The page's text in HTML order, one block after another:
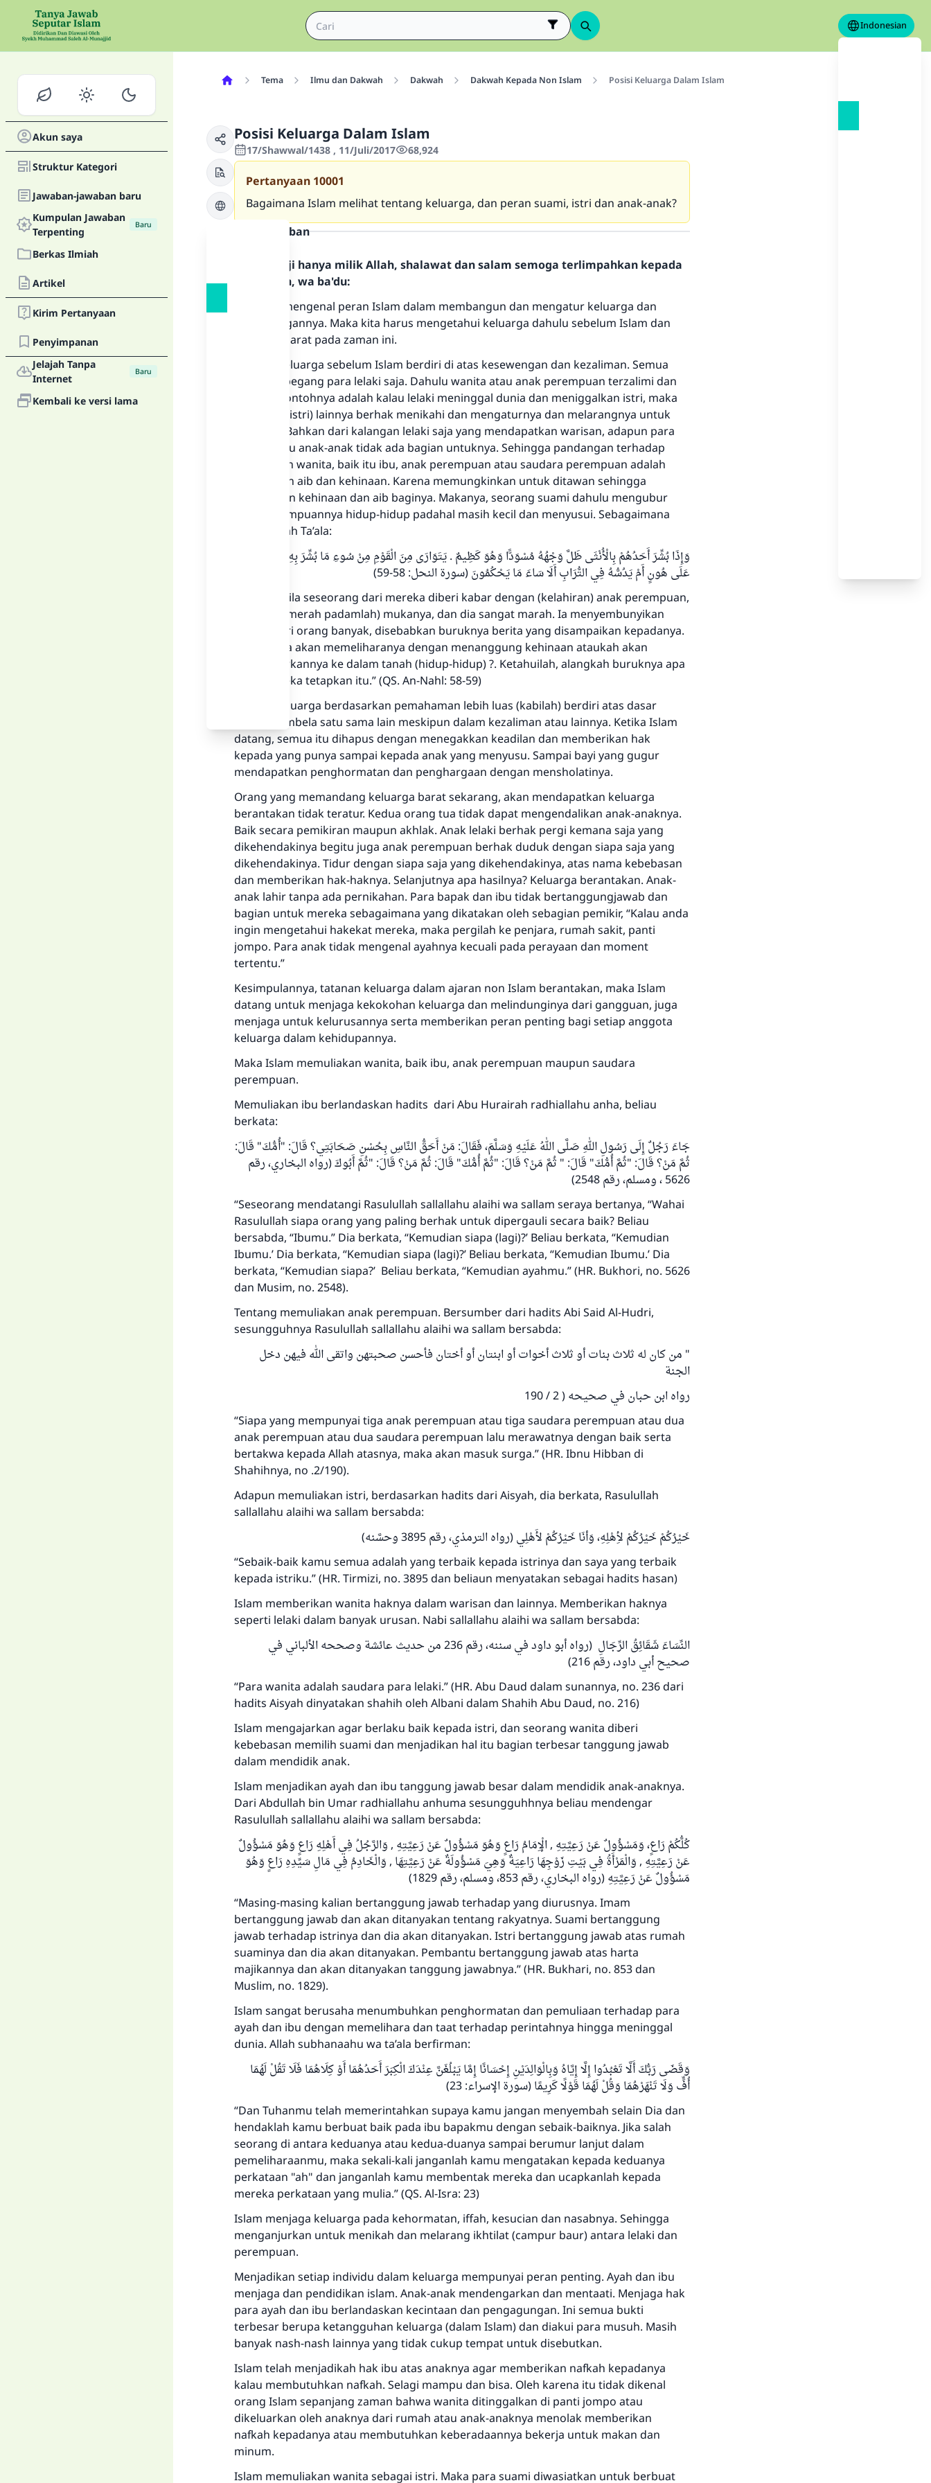
Indonesian
Akun saya
Struktur Kategori
Jawaban-jawaban baru
Kumpulan Jawaban
Terpenting
Baru
Berkas Ilmiah
Artikel
Kirim Pertanyaan
Penyimpanan
Jelajah Tanpa
Internet
Baru
Kembali ke versi lama
Tema Ilmu dan Dakwah Dakwah Dakwah Kepada Non Islam Posisi Keluarga Dalam Islam
Posisi Keluarga Dalam Islam
17/Shawwal/1438 , 11/Juli/2017 68,924
Pertanyaan 10001
Bagaimana Islam melihat tentang keluarga, dan peran suami, istri dan anak-anak?
Teks Jawaban
Segala puji hanya milik Allah, shalawat dan salam semoga terlimpahkan kepada
Rasulullah, wa ba'du:
Sebelum mengenal peran Islam dalam membangun dan mengatur keluarga dan
perlindungannya. Maka kita harus mengetahui keluarga dahulu sebelum Islam dan
menurut barat pada zaman ini.
Dahulu keluarga sebelum Islam berdiri di atas kesewengan dan kezaliman. Semua
urusan dipegang para lelaki saja. Dahulu wanita atau anak perempuan terzalimi dan
terhina. Contohnya adalah kalau lelaki meninggal dunia dan meniggalkan istri, maka
anak dari (istri) lainnya berhak menikahi dan mengaturnya dan melarangnya untuk
menikah. Bahkan dari kalangan lelaki saja yang mendapatkan warisan, adapun para
wanita atau anak-anak tidak ada bagian untuknya. Sehingga pandangan terhadap
kedudukan wanita, baik itu ibu, anak perempuan atau saudara perempuan adalah
pandangan aib dan kehinaan. Karena memungkinkan untuk ditawan sehingga
menjadikan kehinaan dan aib baginya. Makanya, seorang suami dahulu mengubur
anak perempuannya hidup-hidup padahal masih kecil dan menyusui. Sebagaimana
firman Allah Ta’ala:
وَإِذَا بُشِّرَ أَحَدُهُمْ بِالْأُنْثَى ظَلَّ وَجْهُهُ مُسْوَدًّا وَهُوَ كَظِيمٌ . يَتَوَارَى مِنَ الْقَوْمِ مِنْ سُوءِ مَا بُشِّرَ بِهِ أَيُمْسِكُهُ
عَلَى هُونٍ أَمْ يَدُسُّهُ فِي التُّرَابِ أَلَا سَاءَ مَا يَحْكُمُونَ (سورة النحل: 58-59)
“Dan apabila seseorang dari mereka diberi kabar dengan (kelahiran) anak perempuan,
hitamlah (merah padamlah) mukanya, dan dia sangat marah. Ia menyembunyikan
dirinya dari orang banyak, disebabkan buruknya berita yang disampaikan kepadanya.
Apakah dia akan memeliharanya dengan menanggung kehinaan ataukah akan
menguburkannya ke dalam tanah (hidup-hidup) ?. Ketahuilah, alangkah buruknya apa
yang mereka tetapkan itu.” (QS. An-Nahl: 58-59)
Dahulu keluarga berdasarkan pemahaman lebih luas (kabilah) berdiri atas dasar
saling membela satu sama lain meskipun dalam kezaliman atau lainnya. Ketika Islam
datang, semua itu dihapus dengan menegakkan keadilan dan memberikan hak
kepada yang punya sampai kepada anak yang menyusu. Sampai bayi yang gugur
mendapatkan penghormatan dan penghargaan dengan mensholatinya.
Orang yang memandang keluarga barat sekarang, akan mendapatkan keluarga
berantakan tidak teratur. Kedua orang tua tidak dapat mengendalikan anak-anaknya.
Baik secara pemikiran maupun akhlak. Anak lelaki berhak pergi kemana saja yang
dikehendakinya begitu juga anak perempuan berhak duduk dengan siapa saja yang
dikehendakinya. Tidur dengan siapa saja yang dikehendakinya, atas nama kebebasan
dan memberikan hak-haknya. Selanjutnya apa hasilnya? Keluarga berantakan. Anak-
anak lahir tanpa ada pernikahan. Para bapak dan ibu tidak bertanggungjawab dan
bagian untuk mereka sebagaimana yang dikatakan oleh sebagian pemikir, “Kalau anda
ingin mengetahui hakekat mereka, maka pergilah ke penjara, rumah sakit, panti
jompo. Para anak tidak mengenal ayahnya kecuali pada perayaan dan moment
tertentu.”
Kesimpulannya, tatanan keluarga dalam ajaran non Islam berantakan, maka Islam
datang untuk menjaga kekokohan keluarga dan melindunginya dari gangguan, juga
menjaga untuk kelurusannya serta memberikan peran penting bagi setiap anggota
keluarga dalam kehidupannya.
Maka Islam memuliakan wanita, baik ibu, anak perempuan maupun saudara
perempuan.
Memuliakan ibu berlandaskan hadits dari Abu Hurairah radhiallahu anha, beliau
berkata:
جَاءَ رَجُلٌ إِلَى رَسُولِ اللهِ صَلَّى اللهُ عَلَيْهِ وَسَلَّمَ، فَقَالَ: مَنْ أَحَقُّ النَّاسِ بِحُسْنِ صَحَابَتِي؟ قَالَ: "أُمُّكَ" قَالَ:
ثُمَّ مَنْ؟ قَالَ: "ثُمَّ أُمُّكَ" قَالَ: " ثُمَّ مَنْ؟ قَالَ: "ثُمَّ أُمُّكَ" قَالَ: ثُمَّ مَنْ؟ قَالَ: "ثُمَّ أَبُوكَ (رواه البخاري، رقم
5626 ، ومسلم، رقم 2548)
“Seseorang mendatangi Rasulullah sallallahu alaihi wa sallam seraya bertanya, “Wahai
Rasulullah siapa orang yang paling berhak untuk dipergauli secara baik? Beliau
bersabda, “Ibumu.” Dia berkata, “Kemudian siapa (lagi)?’ Beliau berkata, “Kemudian
Ibumu.’ Dia berkata, “Kemudian siapa (lagi)?’ Beliau berkata, “Kemudian Ibumu.’ Dia
berkata, “Kemudian siapa?’ Beliau berkata, “Kemudian ayahmu.” (HR. Bukhori, no. 5626
dan Musim, no. 2548).
Tentang memuliakan anak perempuan. Bersumber dari hadits Abi Said Al-Hudri,
sesungguhnya Rasulullah sallallahu alaihi wa sallam bersabda:
" من كان له ثلاث بنات أو ثلاث أخوات أو ابنتان أو أختان فأحسن صحبتهن واتقى الله فيهن دخل
الجنة
رواه ابن حبان في صحيحه ( 2 / 190
“Siapa yang mempunyai tiga anak perempuan atau tiga saudara perempuan atau dua
anak perempuan atau dua saudara perempuan lalu merawatnya dengan baik serta
bertakwa kepada Allah atasnya, maka akan masuk surga.” (HR. Ibnu Hibban di
Shahihnya, no .2/190).
Adapun memuliakan istri, berdasarkan hadits dari Aisyah, dia berkata, Rasulullah
sallallahu alaihi wa sallam bersabda:
خَيْرُكُمْ خَيْرُكُمْ لأِهْلِهِ، وَأنَا خَيْرُكُمْ لأَهْلِي (رواه الترمذي، رقم 3895 وحسَّنه)
“Sebaik-baik kamu semua adalah yang terbaik kepada istrinya dan saya yang terbaik
kepada istriku.” (HR. Tirmizi, no. 3895 dan beliaun menyatakan sebagai hadits hasan)
Islam memberikan wanita haknya dalam warisan dan lainnya. Memberikan haknya
seperti lelaki dalam banyak urusan. Nabi sallallahu alaihi wa sallam bersabda:
النِّسَاءَ شَقَائِقُ الرِّجَالِ (رواه أبو داود في سننه، رقم 236 من حديث عائشة وصححه الألباني في
صحيح أبي داود، رقم 216)
“Para wanita adalah saudara para lelaki.” (HR. Abu Daud dalam sunannya, no. 236 dari
hadits Aisyah dinyatakan shahih oleh Albani dalam Shahih Abu Daud, no. 216)
Islam mengajarkan agar berlaku baik kepada istri, dan seorang wanita diberi
kebebasan memilih suami dan menjadikan hal itu bagian terbesar tanggung jawab
dalam mendidik anak.
Islam menjadikan ayah dan ibu tanggung jawab besar dalam mendidik anak-anaknya.
Dari Abdullah bin Umar radhiallahu anhuma sesungguhhnya beliau mendengar
Rasulullah sallallahu alaihi wa sallam bersabda:
كُلُّكُمْ رَاعٍ، وَمَسْؤُولٌ عَنْ رَعِيَّتِهِ , الْإِمَامُ رَاعٍ وَهُوَ مَسْؤُولٌ عَنْ رَعِيَّتِهِ , وَالرَّجُلُ فِي أَهْلِهِ رَاعٍ وَهُوَ مَسْؤُولٌ
عَنْ رَعِيَّتِهِ , وَالْمَرْأَةُ فِي بَيْتِ زَوْجِهَا رَاعِيَةٌ وَهِيَ مَسْؤُولَةٌ عَنْ رَعِيَّتِهَا , وَالْخَادِمُ فِي مَالِ سَيِّدِهِ رَاعٍ وَهُوَ
مَسْؤُولٌ عَنْ رَعِيَّتِهِ (رواه البخاري، رقم 853، ومسلم، رقم 1829)
“Masing-masing kalian bertanggung jawab terhadap yang diurusnya. Imam
bertanggung jawab dan akan ditanyakan tentang rakyatnya. Suami bertanggung
jawab terhadap istrinya dan dia akan ditanyakan. Istri bertanggung jawab atas rumah
suaminya dan dia akan ditanyakan. Pembantu bertanggung jawab atas harta
majikannya dan akan ditanyakan tanggung jawabnya.” (HR. Bukhari, no. 853 dan
Muslim, no. 1829).
Islam sangat berusaha menumbuhkan penghormatan dan pemuliaan terhadap para
ayah dan ibu dengan memelihara dan taat terhadap perintahnya hingga meninggal
dunia. Allah subhanaahu wa ta’ala berfirman:
وَقَضَى رَبُّكَ أَلَّا تَعْبُدُوا إِلَّا إِيَّاهُ وَبِالْوَالِدَيْنِ إِحْسَانًا إِمَّا يَبْلُغَنَّ عِنْدَكَ الْكِبَرَ أَحَدُهُمَا أَوْ كِلَاهُمَا فَلَا تَقُلْ لَهُمَا
أُفٍّ وَلَا تَنْهَرْهُمَا وَقُلْ لَهُمَا قَوْلًا كَرِيمًا (سورة الإسراء: 23)
“Dan Tuhanmu telah memerintahkan supaya kamu jangan menyembah selain Dia dan
hendaklah kamu berbuat baik pada ibu bapakmu dengan sebaik-baiknya. Jika salah
seorang di antara keduanya atau kedua-duanya sampai berumur lanjut dalam
pemeliharaanmu, maka sekali-kali janganlah kamu mengatakan kepada keduanya
perkataan "ah" dan janganlah kamu membentak mereka dan ucapkanlah kepada
mereka perkataan yang mulia.” (QS. Al-Isra: 23)
Islam menjaga keluarga pada kehormatan, iffah, kesucian dan nasabnya. Sehingga
menganjurkan untuk menikah dan melarang ikhtilat (campur baur) antara lelaki dan
perempuan.
Menjadikan setiap individu dalam keluarga mempunyai peran penting. Ayah dan ibu
menjaga dan pendidikan islam. Anak-anak mendengarkan dan mentaati. Menjaga hak
para ayah dan ibu berlandaskan kecintaan dan pengagungan. Ini semua bukti
terbesar berupa ketangguhan keluarga (dalam Islam) dan diakui para musuh. Masih
banyak nash-nash lainnya yang tidak cukup tempat untuk disebutkan.
Islam telah menjadikah hak ibu atas anaknya agar memberikan nafkah kepadanya
kalau membutuhkan nafkah. Selagi mampu dan bisa. Oleh karena itu tidak dikenal
orang Islam sepanjang zaman bahwa wanita ditinggalkan di panti jompo atau
dikeluarkan oleh anaknya dari rumah atau anak-anaknya menolak memberikan
nafkah kepadanya atau membutuhkan keberadaannya bekerja untuk makan dan
minum.
Islam memuliakan wanita sebagai istri. Maka para suami diwasiatkan untuk berbuat
Jawaban no. 110845 menyelamatkan
Bantu kami dalam memberikan jawaban untuk umat
Rasulullah ﷺ bersabda
"Siapa yang menunjukkan suatu kebaikan, meka dia akan
mendapatkan pahala yang sama dengan orang yang
melakukannya"
MUSLIM, 1893
Saham